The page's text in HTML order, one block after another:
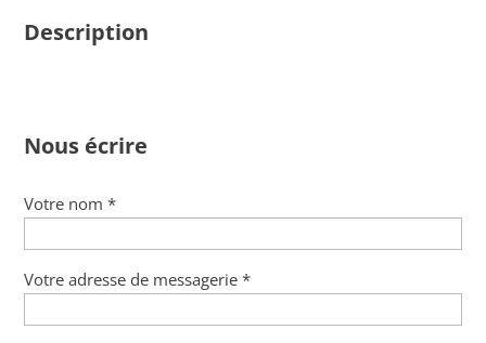
Description
Nous écrire
Votre nom *
Votre adresse de messagerie *